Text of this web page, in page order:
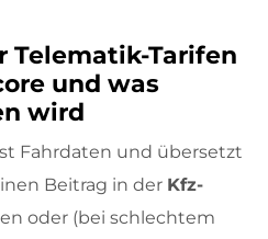
Telematik-Tarifen
und was
wird
Fahrdaten und übersetzt
Beitrag in der Kfz-
oder (bei schlechtem